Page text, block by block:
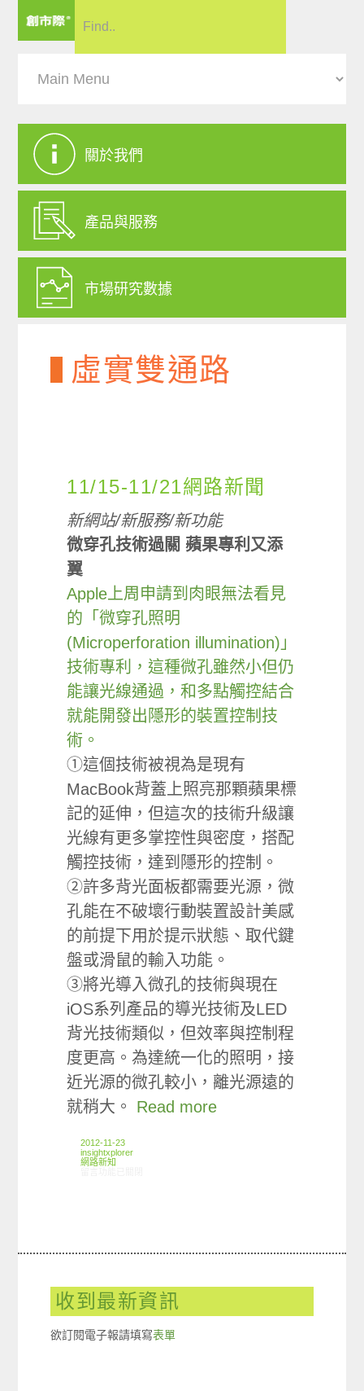
關於我們
產品與服務
市場研究數據
虛實雙通路
11/15-11/21網路新聞
新網站/新服務/新功能
微穿孔技術過關 蘋果專利又添
翼
Apple上周申請到肉眼無法看見
的「微穿孔照明
(Microperforation illumination)」
技術專利，這種微孔雖然小但仍
能讓光線通過，和多點觸控結合
就能開發出隱形的裝置控制技
術。
①這個技術被視為是現有
MacBook背蓋上照亮那顆蘋果標
記的延伸，但這次的技術升級讓
光線有更多掌控性與密度，搭配
觸控技術，達到隱形的控制。
②許多背光面板都需要光源，微
孔能在不破壞行動裝置設計美感
的前提下用於提示狀態、取代鍵
盤或滑鼠的輸入功能。
③將光導入微孔的技術與現在
iOS系列產品的導光技術及LED
背光技術類似，但效率與控制程
度更高。為達統一化的照明，接
近光源的微孔較小，離光源遠的
就稍大。 Read more
2012-11-23
insightxplorer
網路新知
收到最新資訊
欲訂閱電子報請填寫表單